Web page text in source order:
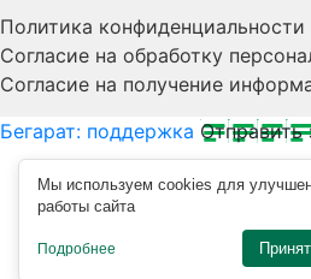
Мы используем cookies для
работы сайта
Подробнее
Политика конфиденциальности
Согласие на обработку
Согласие на получение
Бегарат: поддержка Отправить